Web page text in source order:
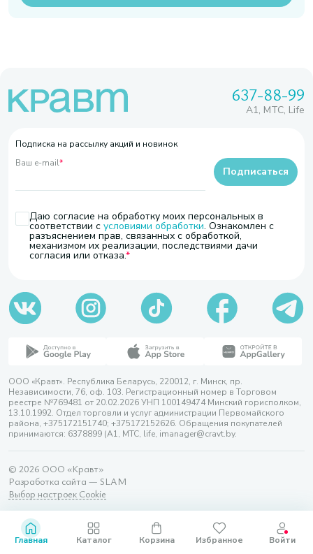
637-88-99
A1, МТС, Life
Подписка на рассылку акций и новинок
Ваш e-mail*
Даю согласие на обработку моих персональных в
соответствии с условиями обработки. Ознакомлен с
разъяснением прав, связанных с обработкой,
механизмом их реализации, последствиями дачи
согласия или отказа.
Подписаться
ООО «Кравт». Республика Беларусь, 220012, г. Минск, пр.
Независимости, 76, оф. 103. Регистрационный номер в Торговом
реестре №769481 от 20.02.2026 УНП 100149474 Минский горисполком,
13.10.1992. Отдел торговли и услуг администрации Первомайского
района, +375172151740; +375172152626. Обращения покупателей
принимаются: 6378899 (А1, МТС, life, imanager@cravt.by.
© 2026 ООО «Кравт»
Разработка сайта — SLAM
Выбор настроек Cookie
Главная Каталог Корзина Избранное Войти